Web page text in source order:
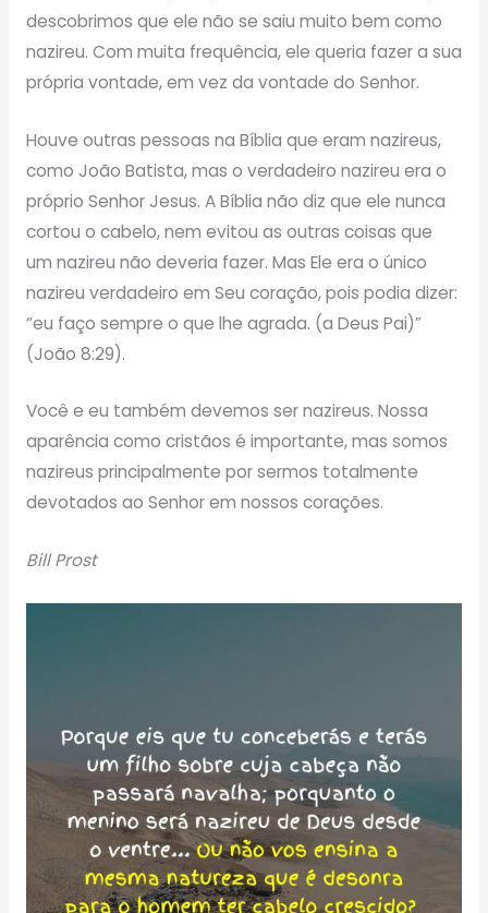
descobrimos que ele não se saiu muito bem como
nazireu. Com muita frequência, ele queria fazer a sua
própria vontade, em vez da vontade do Senhor.
Houve outras pessoas na Bíblia que eram nazireus,
como João Batista, mas o verdadeiro nazireu era o
próprio Senhor Jesus. A Bíblia não diz que ele nunca
cortou o cabelo, nem evitou as outras coisas que
um nazireu não deveria fazer. Mas Ele era o único
nazireu verdadeiro em Seu coração, pois podia dizer:
“eu faço sempre o que lhe agrada. (a Deus Pai)”
(João 8:29).
Você e eu também devemos ser nazireus. Nossa
aparência como cristãos é importante, mas somos
nazireus principalmente por sermos totalmente
devotados ao Senhor em nossos corações.
Bill Prost